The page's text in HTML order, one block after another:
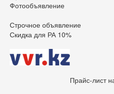
Фотообъявление
Строчное объявление
Скидка для РА 10%
Прайс-лист